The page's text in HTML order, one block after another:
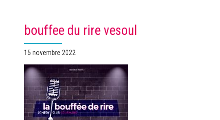
bouffee du rire vesoul
Publié
15 novembre 2022